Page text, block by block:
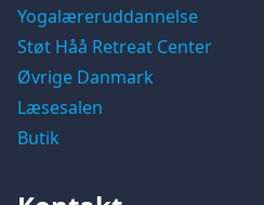
Yogalæreruddannelse
Støt Håå Retreat Center
Øvrige Danmark
Læsesalen
Butik